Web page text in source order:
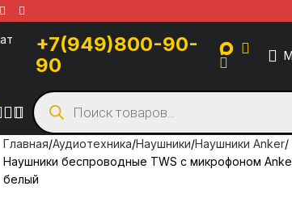
+7(949)800-90-
90
Главная Аудиотехника Наушники Наушники Anker
Наушники беспроводные TWS с микрофоном
белый